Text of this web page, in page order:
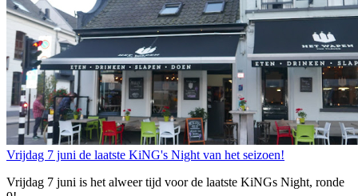
Vrijdag 7 juni de laatste KiNG's Night van het seizoen!
Vrijdag 7 juni is het alweer tijd voor de laatste KiNGs Night, ronde